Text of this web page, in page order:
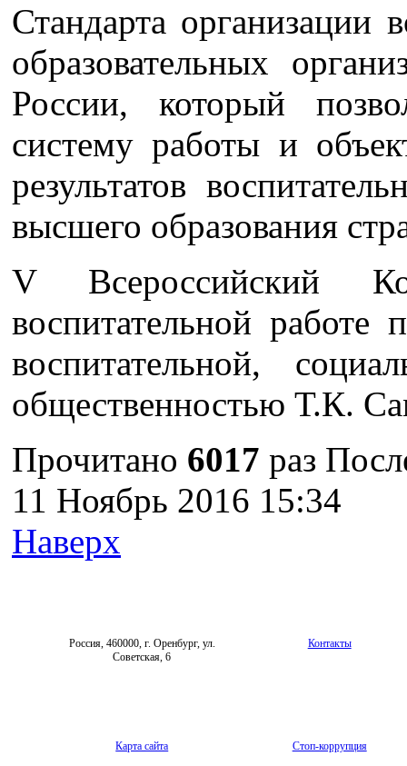
Стандарта организации
образовательных
России, который
систему работы и
результатов
высшего образования
V Всероссийский
воспитательной работе
воспитательной,
общественностью Т.К.
Прочитано 6017 раз
11 Ноябрь 2016 15:34
Наверх
Россия, 460000, г. Оренбург, ул.
Советская, 6
Контакты
Карта сайта Стоп-коррупция